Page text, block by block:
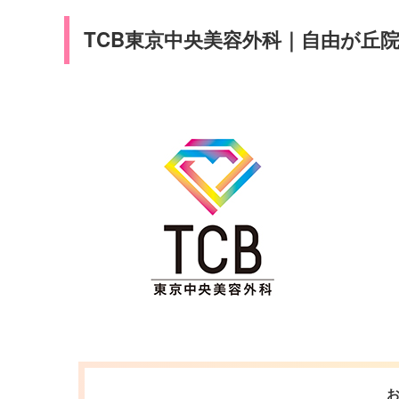
TCB東京中央美容外科｜自由が丘院